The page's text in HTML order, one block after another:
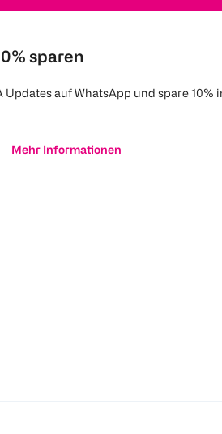
sparen
Updates auf WhatsApp und spare 10%
Mehr Informationen